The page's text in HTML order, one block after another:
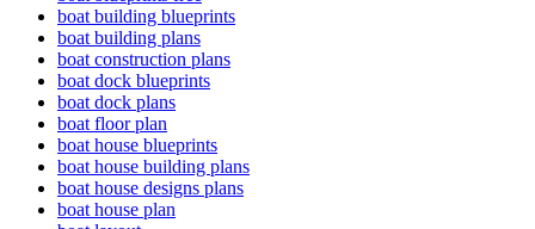
boat building blueprints
boat building plans
boat construction plans
boat dock blueprints
boat dock plans
boat floor plan
boat house blueprints
boat house building plans
boat house designs plans
boat house plan